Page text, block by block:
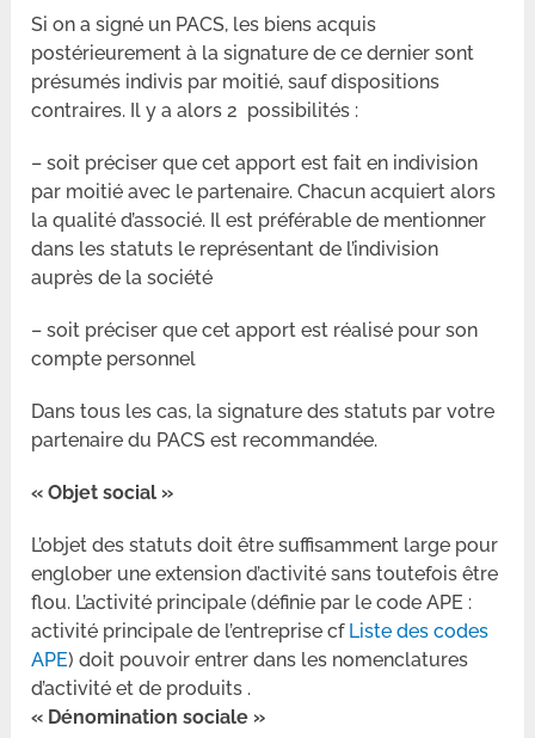
Si on a signé un PACS, les biens acquis
postérieurement à la signature de ce dernier sont
présumés indivis par moitié, sauf dispositions
contraires. Il y a alors 2 possibilités :
– soit préciser que cet apport est fait en indivision
par moitié avec le partenaire. Chacun acquiert alors
la qualité d’associé. Il est préférable de mentionner
dans les statuts le représentant de l’indivision
auprès de la société
– soit préciser que cet apport est réalisé pour son
compte personnel
Dans tous les cas, la signature des statuts par votre
partenaire du PACS est recommandée.
« Objet social »
L’objet des statuts doit être suffisamment large pour
englober une extension d’activité sans toutefois être
flou. L’activité principale (définie par le code APE :
activité principale de l’entreprise cf Liste des codes
APE) doit pouvoir entrer dans les nomenclatures
d’activité et de produits .
« Dénomination sociale »